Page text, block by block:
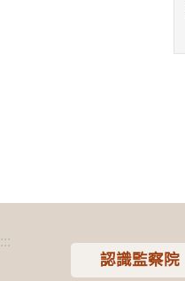
:::
認識監察院